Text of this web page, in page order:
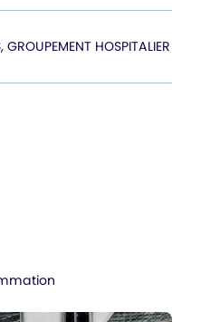
GROUPEMENT HOSPITALIER